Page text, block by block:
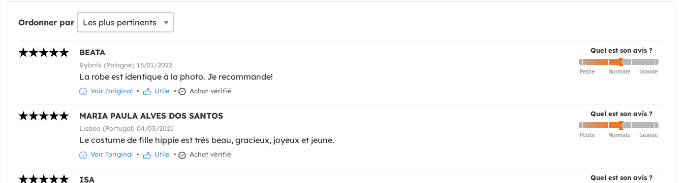
Ordonner par
Quel est son avis ?
BEATA
Rybnik (Pologne) 15/01/2022
La robe est identique à la photo. Je recommande!
Voir l'original • Utile • Achat vérifié
Quel est son avis ?
MARIA PAULA ALVES DOS SANTOS
Lisboa (Portugal) 04/03/2021
Le costume de fille hippie est très beau, gracieux, joyeux et jeune.
Voir l'original • Utile • Achat vérifié
Quel est son avis ?
ISA